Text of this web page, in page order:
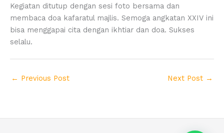
Kegiatan ditutup dengan sesi foto bersama dan
membaca doa kafaratul majlis. Semoga angkatan XXIV ini
bisa menggapai cita dengan ikhtiar dan doa. Sukses
selalu.
← Previous Post Next Post →